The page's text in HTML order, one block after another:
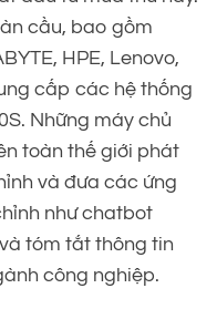
cầu, bao gồm
HPE, Lenovo,
cấp các hệ thống
Những máy chủ
toàn thế giới phát
và đưa các ứng
như chatbot
tóm tắt thông tin
công nghiệp.